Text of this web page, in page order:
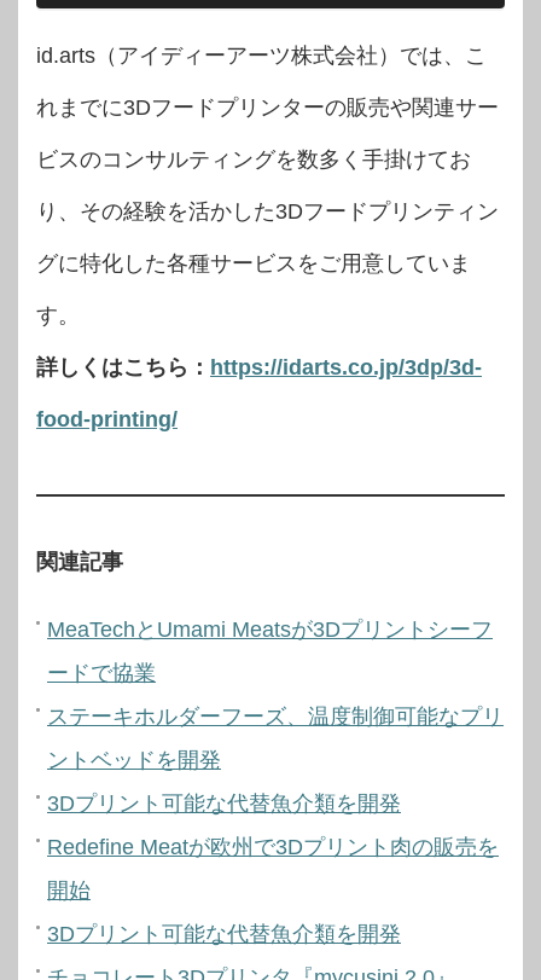
id.arts（アイディーアーツ株式会社）では、こ
れまでに3Dフードプリンターの販売や関連サー
ビスのコンサルティングを数多く手掛けてお
り、その経験を活かした3Dフードプリンティン
グに特化した各種サービスをご用意していま
す。
詳しくはこちら： https://idarts.co.jp/3dp/3d-
food-printing/
関連記事
MeaTechとUmami Meatsが3Dプリントシーフ
ードで協業
ステーキホルダーフーズ、温度制御可能なプリ
ントベッドを開発
3Dプリント可能な代替魚介類を開発
Redefine Meatが欧州で3Dプリント肉の販売を
開始
3Dプリント可能な代替魚介類を開発